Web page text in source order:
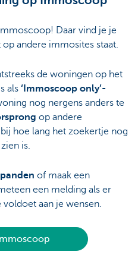
Daar vind je je
andere immosites staat.
de woningen op het
als ‘Immoscoop only’-
nog nergens anders te
op andere
hoe lang het zoekertje nog
is.
of maak een
een melding als er
aan je wensen.